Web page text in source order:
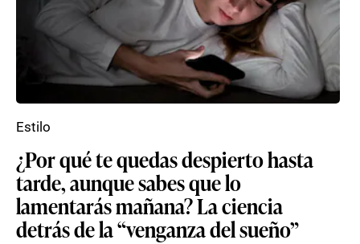
¿Por qué te quedas despierto hasta
tarde, aunque sabes que lo
lamentarás mañana? La ciencia
detrás de la “venganza del sueño”
Estilo